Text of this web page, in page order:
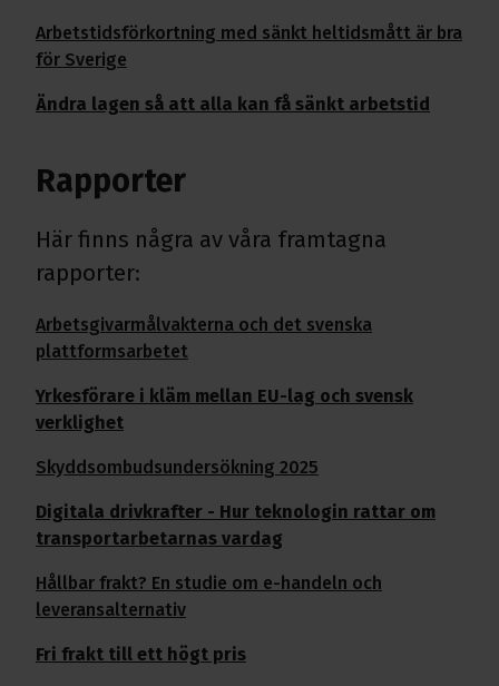
Arbetstidsförkortning med sänkt heltidsmått är bra
för Sverige
Ändra lagen så att alla kan få sänkt arbetstid
Rapporter
Här finns några av våra framtagna
rapporter:
Arbetsgivarmålvakterna och det svenska
plattformsarbetet
Yrkesförare i kläm mellan EU-lag och svensk
verklighet
Skyddsombudsundersökning 2025
Digitala drivkrafter - Hur teknologin rattar om
transportarbetarnas vardag
Hållbar frakt? En studie om e-handeln och
leveransalternativ
Fri frakt till ett högt pris